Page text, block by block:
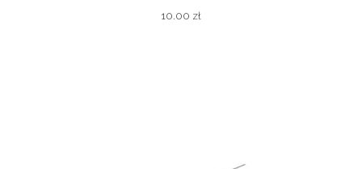
10.00 zł